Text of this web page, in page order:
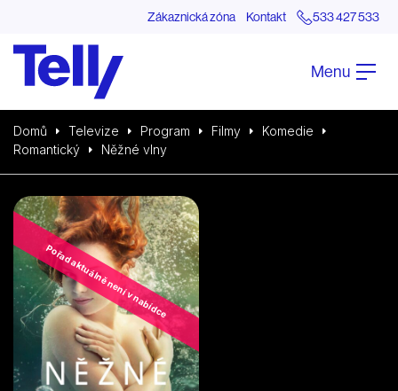
Zákaznická zóna Kontakt 533 427 533
Menu
Domů Televize Program Filmy
Komedie
Romantický
Něžné vlny
Pořad aktuálně není v nabídce